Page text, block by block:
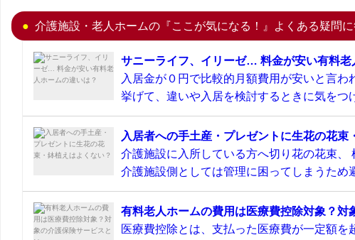
介護施設・老人ホームの『ここが気になる！』よくある疑問に
サニーライフ、イリーゼ… 料金が安い有料老
入居金が０円で比較的月額費用が安いと言
挙げて、違いや入居を検討するときに気をつ
入居者への手土産・プレゼントに生花の花束
介護施設に入所している方へ切り花の花束、
介護施設側としては管理に困ってしまうため
有料老人ホームの費用は医療費控除対象？対
医療費控除とは、支払った医療費が一定額